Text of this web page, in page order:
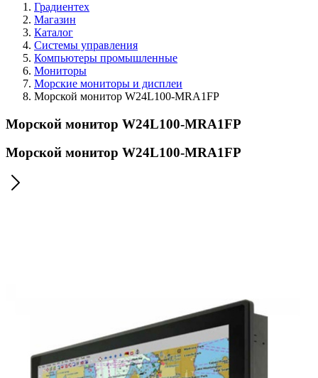
Градиентех
Магазин
Каталог
Системы управления
Компьютеры промышленные
Мониторы
Морские мониторы и дисплеи
Морской монитор W24L100-MRA1FP
Морской монитор W24L100-MRA1FP
Морской монитор W24L100-MRA1FP